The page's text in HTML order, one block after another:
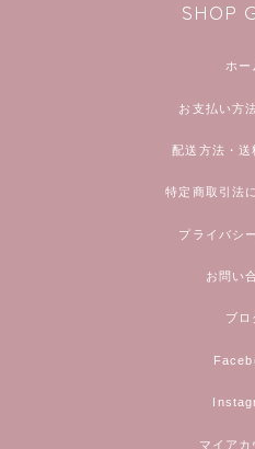
SHOP
ホー
お支払い方
配送方法・送
特定商取引法
プライバシ
お問い
ブロ
マイアカ